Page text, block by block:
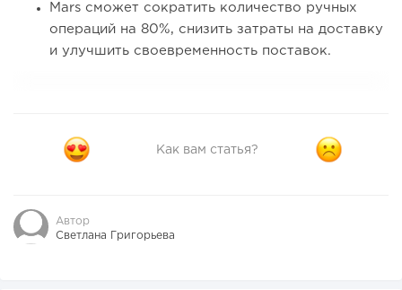
Mars сможет сократить количество ручных
операций на 80%, снизить затраты на доставку
и улучшить своевременность поставок.
Как вам статья?
Автор
Светлана Григорьева